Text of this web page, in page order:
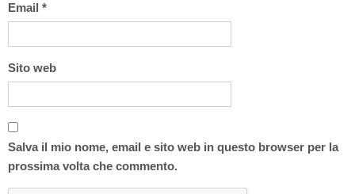
Email *
Sito web
Salva il mio nome, email e sito web in questo browser per la
prossima volta che commento.